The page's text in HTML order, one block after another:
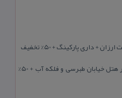
داری پارکینگ + 50% تخفیف
لیست هتل آپارتمان های مشهد در هتل خیابان طبرسی و فلکه آب + 50%